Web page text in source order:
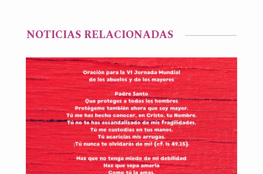
NOTICIAS RELACIONADAS